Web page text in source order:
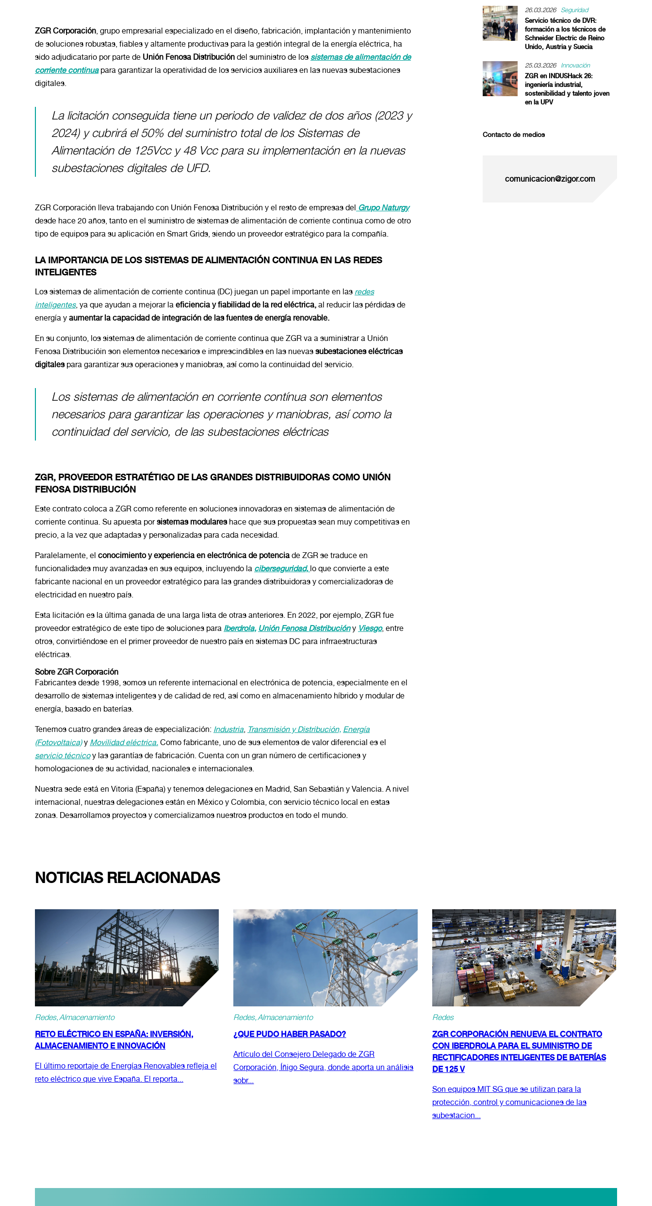
ZGR Corporación, grupo empresarial especializado en el diseño, fabricación, implantación y mantenimiento
de soluciones robustas, fiables y altamente productivas para la gestión integral de la energía eléctrica, ha
sido adjudicatario por parte de Unión Fenosa Distribución del suministro de los sistemas de alimentación de
corriente continuapara garantizar la operatividad de los servicios auxiliares en las nuevas subestaciones
digitales.
La licitación conseguida tiene un periodo de validez de dos años (2023 y
2024) y cubrirá el 50% del suministro total de los Sistemas de
Alimentación de 125Vcc y 48 Vcc para su implementación en la nuevas
subestaciones digitales de UFD.
ZGR Corporación lleva trabajando con Unión Fenosa Distribución y el resto de empresas del Grupo Naturgy
desde hace 20 años, tanto en el suministro de sistemas de alimentación de corriente continua como de otro
tipo de equipos para su aplicación en Smart Grids, siendo un proveedor estratégico para la compañía.
LA IMPORTANCIA DE LOS SISTEMAS DE ALIMENTACIÓN CONTINUA EN LAS REDES
INTELIGENTES
Los sistemas de alimentación de corriente continua (DC) juegan un papel importante en las redes
inteligentes, ya que ayudan a mejorar la eficiencia y fiabilidad de la red eléctrica, al reducir las pérdidas de
energía y aumentar la capacidad de integración de las fuentes de energía renovable.
En su conjunto, los sistemas de alimentación de corriente continua que ZGR va a suministrar a Unión
Fenosa Distribucióin son elementos necesarios e imprescindibles en las nuevas subestaciones eléctricas
digitalespara garantizar sus operaciones y maniobras, así como la continuidad del servicio.
Los sistemas de alimentación en corriente contínua son elementos
necesarios para garantizar las operaciones y maniobras, así como la
continuidad del servicio, de las subestaciones eléctricas
ZGR, PROVEEDOR ESTRATÉTIGO DE LAS GRANDES DISTRIBUIDORAS COMO UNIÓN
FENOSA DISTRIBUCIÓN
Este contrato coloca a ZGR como referente en soluciones innovadoras en sistemas de alimentación de
corriente continua. Su apuesta porsistemas modulareshace que sus propuestas sean muy competitivas en
precio, a la vez que adaptadas y personalizadas para cada necesidad.
Paralelamente, el conocimiento y experiencia en electrónica de potencia de ZGR se traduce en
funcionalidades muy avanzadas en sus equipos, incluyendo la ciberseguridad, lo que convierte a este
fabricante nacional en un proveedor estratégico para las grandes distribuidoras y comercializadoras de
electricidad en nuestro país.
Esta licitación es la última ganada de una larga lista de otras anteriores. En 2022, por ejemplo, ZGR fue
proveedor estratégico de este tipo de soluciones para Iberdrola, Unión Fenosa Distribucióny Viesgo, entre
otros, convirtiéndose en el primer proveedor de nuestro país en sistemas DC para infrraestructuras
eléctricas.
Sobre ZGR Corporación
Fabricantes desde 1998, somos un referente internacional en electrónica de potencia, especialmente en el
desarrollo de sistemas inteligentes y de calidad de red, así como en almacenamiento híbrido y modular de
energía, basado en baterías.
Tenemos cuatro grandes áreas de especialización: Industria Transmisión y Distribución, Energía
(Fotovoltaica)y Movilidad eléctrica. Como fabricante, uno de sus elementos de valor diferencial es el
servicio técnicoy las garantías de fabricación. Cuenta con un gran número de certificaciones y
homologaciones de su actividad, nacionales e internacionales.
Nuestra sede está en Vitoria (España) y tenemos delegaciones en Madrid, San Sebastián y Valencia. A nivel
internacional, nuestras delegaciones están en México y Colombia, con servicio técnico local en estas
zonas. Desarrollamos proyectos y comercializamos nuestros productos en todo el mundo.
26.03.2026 Seguridad
Servicio técnico de DVR:
formación a los técnicos de
Schneider Electric de Reino
Unido, Austria y Suecia
25.03.2026 Innovación
ZGR en INDUSHack 26:
ingeniería industrial,
sostenibilidad y talento joven
en la UPV
Contacto de medios
comunicacion@zigor.com
NOTICIAS RELACIONADAS
Redes Almacenamiento
RETO ELÉCTRICO EN ESPAÑA: INVERSIÓN,
ALMACENAMIENTO E INNOVACIÓN
El último reportaje de Energías Renovables refleja el
reto eléctrico que vive España. El reporta...
Redes Almacenamiento
¿QUE PUDO HABER PASADO?
Artículo del Consejero Delegado de ZGR
Corporación, Íñigo Segura, donde aporta un análisis
sobr...
Redes
ZGR CORPORACIÓN RENUEVA EL CONTRATO
CON IBERDROLA PARA EL SUMINISTRO DE
RECTIFICADORES INTELIGENTES DE BATERÍAS
DE 125 V
Son equipos MIT SG que se utilizan para la
protección, control y comunicaciones de las
subestacion...